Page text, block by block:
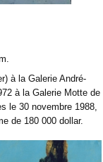
à la Galerie André-
à la Galerie Motte de
le 30 novembre 1988,
de 180 000 dollar.